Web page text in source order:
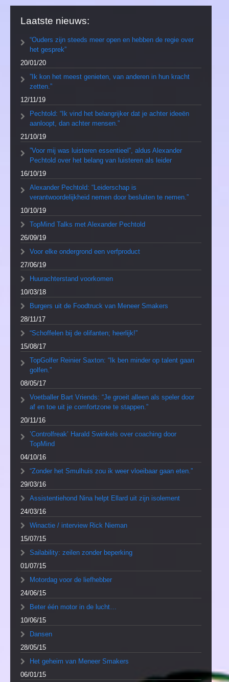
Laatste nieuws:
“Ouders zijn steeds meer open en hebben de regie over
het gesprek”
20/01/20
”Ik kon het meest genieten, van anderen in hun kracht
zetten.”
12/11/19
Pechtold: “Ik vind het belangrijker dat je achter ideeën
aanloopt, dan achter mensen.”
21/10/19
”Voor mij was luisteren essentieel”, aldus Alexander
Pechtold over het belang van luisteren als leider
16/10/19
Alexander Pechtold: “Leiderschap is
verantwoordelijkheid nemen door besluiten te nemen.”
10/10/19
TopMind Talks met Alexander Pechtold
26/09/19
Voor elke ondergrond een verfproduct
27/06/19
Huurachterstand voorkomen
10/03/18
Burgers uit de Foodtruck van Meneer Smakers
28/11/17
“Schoffelen bij de olifanten; heerlijk!”
15/08/17
TopGolfer Reinier Saxton: “Ik ben minder op talent gaan
golfen.”
08/05/17
Voetballer Bart Vriends: “Je groeit alleen als speler door
af en toe uit je comfortzone te stappen.”
20/11/16
’Controlfreak’ Harald Swinkels over coaching door
TopMind
04/10/16
“Zonder het Smulhuis zou ik weer vloeibaar gaan eten.”
29/03/16
Assistentiehond Nina helpt Ellard uit zijn isolement
24/03/16
Winactie / interview Rick Nieman
15/07/15
Sailability: zeilen zonder beperking
01/07/15
Motordag voor de liefhebber
24/06/15
Beter één motor in de lucht…
10/06/15
Dansen
28/05/15
Het geheim van Meneer Smakers
06/01/15